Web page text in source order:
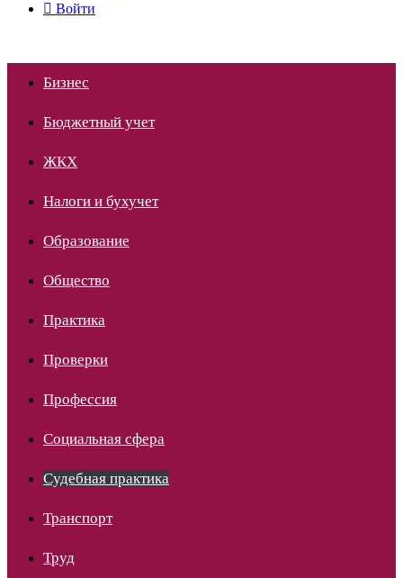
Войти
Бизнес
Бюджетный учет
ЖКХ
Налоги и бухучет
Образование
Общество
Практика
Проверки
Профессия
Социальная сфера
Судебная практика
Транспорт
Труд